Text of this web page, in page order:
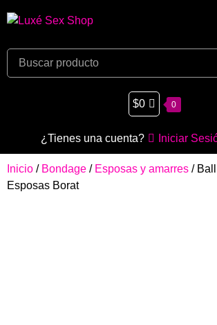
$0 0
¿Tienes una cuenta? Iniciar
Inicio / Bondage / Esposas y amarres /
Esposas Borat